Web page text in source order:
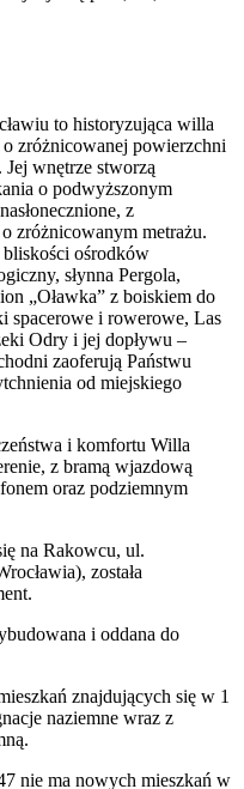
to historyzująca willa
o zróżnicowanej powierzchni
wnętrze stworzą
o podwyższonym
z
zróżnicowanym metrażu.
ośrodków
słynna Pergola,
„Oławka” z boiskiem do
spacerowe i rowerowe, Las
Odry i jej dopływu –
zaoferują Państwu
od miejskiego
i komfortu Willa
z bramą wjazdową
oraz podziemnym
na Rakowcu, ul.
została
i oddana do
znajdujących się w 1
naziemne wraz z
nie ma nowych mieszkań w